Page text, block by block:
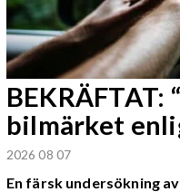
BEKRÄFTAT:
bilmärket
2026 08 07
En färsk undersökning